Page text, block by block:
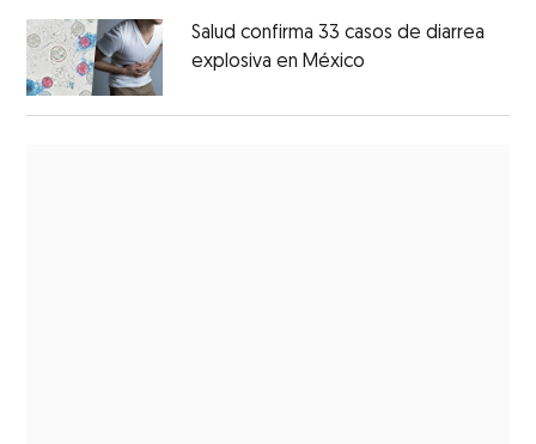
Salud confirma 33 casos de diarrea
explosiva en México